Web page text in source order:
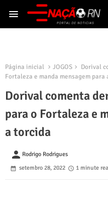
Página inicial JOGOS
Dorival
Fortaleza e manda mensagem para
Dorival comenta
para o Fortaleza e
a torcida
person Rodrigo Rodrigues
setembro 28, 2022
1 minute